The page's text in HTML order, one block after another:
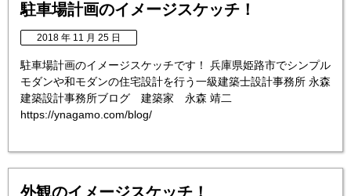
駐車場計画のイメージスケッチ！
2018 年 11 月 25 日
駐車場計画のイメージスケッチです！ 兵庫県姫路市でシンプル
モダンや和モダンの住宅設計を行う一級建築士設計事務所 永森
建築設計事務所ブログ 建築家 永森 靖二
https://ynagamo.com/blog/
外観のイメージスケッチ！